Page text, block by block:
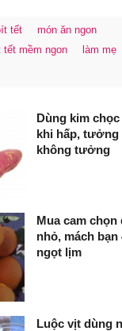
tết
món ăn ngon
mềm ngon
làm mẹ
Dùng kim
khi hấp, tưởng
không tưởng
Mua cam
nhỏ, mách
ngọt lịm
Luộc vịt dùng